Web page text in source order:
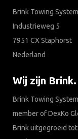
Brink Towing
Industrieweg 5
7951 CX Staphorst
Nederland
Wij zijn Brink.
Brink Towing
member of DexKo
Brink uitgegroeid